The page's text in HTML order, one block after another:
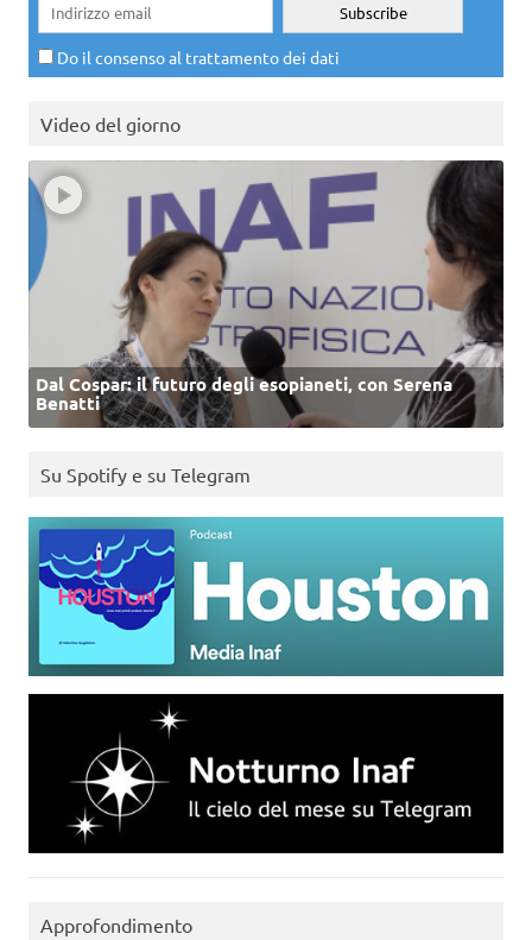
Do il consenso al trattamento dei dati
Video del giorno
Dal Cospar: il futuro degli esopianeti, con Serena
Benatti
Su Spotify e su Telegram
Approfondimento